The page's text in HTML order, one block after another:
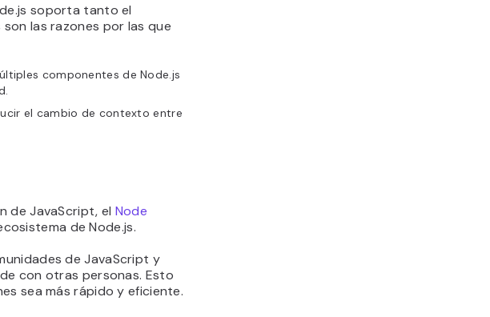
soporta tanto el
las razones por las que
componentes de Node.js
el cambio de contexto entre
de JavaScript, el Node
de Node.js.
de JavaScript y
con otras personas. Esto
sea más rápido y eficiente.